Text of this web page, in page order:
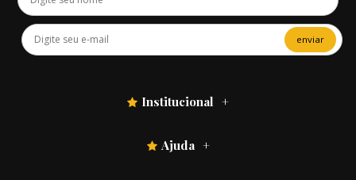
enviar
Institucional
Ajuda